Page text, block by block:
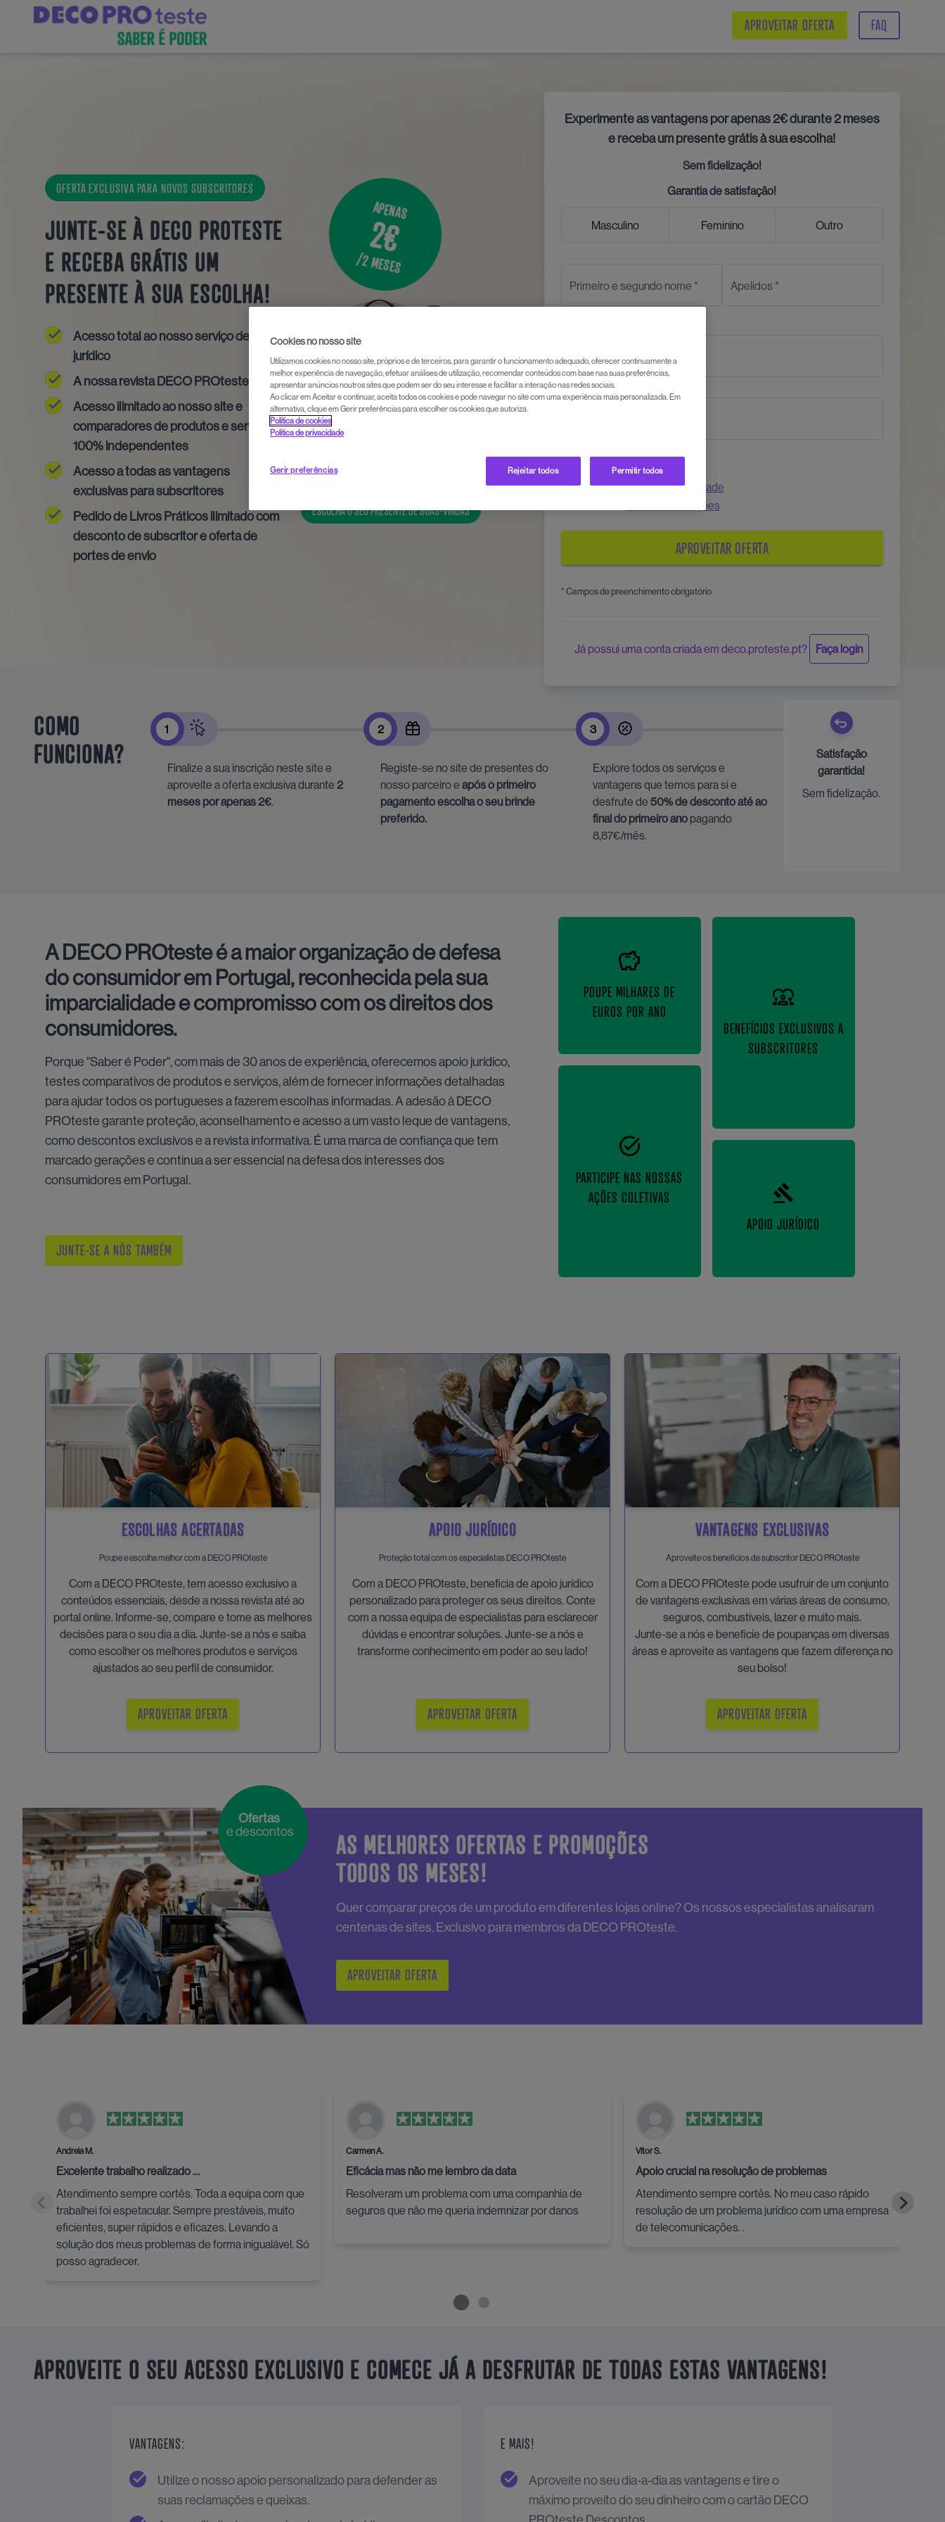
APROVEITAR OFERTA FAQ
OFERTA EXCLUSIVA PARA NOVOS SUBSCRITORES
JUNTE-SE À DECO PROTESTE
E RECEBA GRÁTIS UM
PRESENTE À SUA ESCOLHA!
Acesso total ao nosso serviço de apoio
jurídico
A nossa revista DECO PROteste
Acesso ilimitado ao nosso site e
comparadores de produtos e serviços
100% independentes
Acesso a todas as vantagens
exclusivas para subscritores
Pedido de Livros Práticos ilimitado com
desconto de subscritor e oferta de
portes de envio
APENAS
2€
/2 MESES
ESCOLHA O SEU PRESENTE DE BOAS-VINDAS
Experimente as vantagens por apenas 2€ durante 2 meses
e receba um presente grátis à sua escolha!
Sem fidelização!
Garantia de satisfação!
Masculino Feminino Outro
Primeiro e segundo nome * Apelidos *
Email*
Aceito apolítica de privacidade
termos e condições
APROVEITAR OFERTA
* Campos de preenchimento obrigatório
Já possui uma conta criada em deco.proteste.pt? Faça login
COMO
FUNCIONA?
1
Finalize a sua inscrição neste site e
aproveite a oferta exclusiva durante 2
meses por apenas 2€.
2
Registe-se no site de presentes do
nosso parceiro e após o primeiro
pagamento escolha o seu brinde
preferido.
3
Explore todos os serviços e
vantagens que temos para si e
desfrute de50% de desconto até ao
final do primeiro ano pagando
8,87€/mês.
Satisfação
garantida!
Sem fidelização.
A DECO PROteste é a maior organização de defesa
do consumidor em Portugal, reconhecida pela sua
imparcialidade e compromisso com os direitos dos
consumidores.
Porque "Saber é Poder", com mais de 30 anos de experiência, oferecemos apoio jurídico,
testes comparativos de produtos e serviços, além de fornecer informações detalhadas
para ajudar todos os portugueses a fazerem escolhas informadas. A adesão à DECO
PROteste garante proteção, aconselhamento e acesso a um vasto leque de vantagens,
como descontos exclusivos e a revista informativa. É uma marca de confiança que tem
marcado gerações e continua a ser essencial na defesa dos interesses dos
consumidores em Portugal.
JUNTE-SE A NÓS TAMBÉM
POUPE MILHARES DE
EUROS POR ANO
BENEFÍCIOS EXCLUSIVOS A
SUBSCRITORES
PARTICIPE NAS NOSSAS
AÇÕES COLETIVAS
APOIO JURÍDICO
ESCOLHAS ACERTADAS
Poupe e escolha melhor com a DECO PROteste
Com a DECO PROteste, tem acesso exclusivo a
conteúdos essenciais, desde a nossa revista até ao
portal online. Informe-se, compare e tome as melhores
decisões para o seu dia a dia. Junte-se a nós e saiba
como escolher os melhores produtos e serviços
ajustados ao seu perfil de consumidor.
APROVEITAR OFERTA
APOIO JURÍDICO
Proteção total com os especialistas DECO PROteste
Com a DECO PROteste, beneficia de apoio jurídico
personalizado para proteger os seus direitos. Conte
com a nossa equipa de especialistas para esclarecer
dúvidas e encontrar soluções. Junte-se a nós e
transforme conhecimento em poder ao seu lado!
APROVEITAR OFERTA
VANTAGENS EXCLUSIVAS
Aproveite os beneficios de subscritor DECO PROteste
Com a DECO PROteste pode usufruir de um conjunto
de vantagens exclusivas em várias áreas de consumo,
seguros, combustiveis, lazer e muito mais.
Junte-se a nós e beneficie de poupanças em diversas
áreas e aproveite as vantagens que fazem diferença no
seu bolso!
APROVEITAR OFERTA
Ofertas
e descontos
AS MELHORES OFERTAS E PROMOÇÕES
TODOS OS MESES!
Quer comparar preços de um produto em diferentes lojas online? Os nossos especialistas analisaram
centenas de sites. Exclusivo para membros da DECO PROteste.
APROVEITAR OFERTA
Andreia M.
Excelente trabalho realizado …
Atendimento sempre cortês. Toda a equipa com que
trabalhei foi espetacular. Sempre prestáveis, muito
eficientes, super rápidos e eficazes. Levando a
solução dos meus problemas de forma inigualável. Só
posso agradecer.
Carmen A.
Eficácia mas não me lembro da data
Resolveram um problema com uma companhia de
seguros que não me queria indemnizar por danos
Vítor S.
Apoio crucial na resolução de problemas
Atendimento sempre cortês. No meu caso rápido
resolução de um problema jurídico com uma empresa
de telecomunicações. .
APROVEITE O SEU ACESSO EXCLUSIVO E COMECE JÁ A DESFRUTAR DE TODAS ESTAS VANTAGENS!
VANTAGENS:
Utilize o nosso apoio personalizado para defender as
suas reclamações e queixas.
E MAIS!
Aproveite no seu dia-a-dia as vantagens e tire o
máximo proveito do seu dinheiro com o cartão DECO
Cookies no nosso site
Utilizamos cookies no nosso site, próprios e de terceiros, para garantir o funcionamento adequado, oferecer continuamente a
melhor experiência de navegação, efetuar análises de utilização, recomendar conteúdos com base nas suas preferências,
apresentar anúncios noutros sites que podem ser do seu interesse e facilitar a interação nas redes sociais.
Ao clicar em Aceitar e continuar, aceita todos os cookies e pode navegar no site com uma experiência mais personalizada. Em
alternativa, clique em Gerir preferências para escolher os cookies que autoriza.
Política de cookies
Política de privacidade
Gerir preferências Rejeitar todos Permitir todos